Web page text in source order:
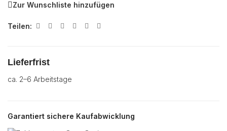
Zur Wunschliste hinzufügen
Teilen:
Lieferfrist
ca. 2–6 Arbeitstage
Garantiert sichere Kaufabwicklung